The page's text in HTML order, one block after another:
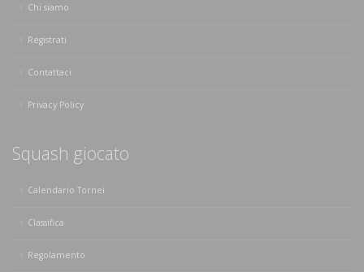
Chi siamo
Registrati
Contattaci
Privacy Policy
Squash giocato
Calendario Tornei
Classifica
Regolamento